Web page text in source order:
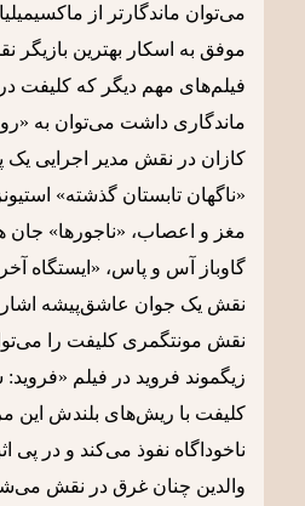
می‌توان ماندگارتر از
موفق به اسکار بهترین
فیلم‌های مهم دیگر که کلیفت
ماندگاری داشت می‌توان به
کازان در نقش مدیر اجرایی
«ناگهان تابستان گذشته»
مغز و اعصاب، «ناجورها»
گاوباز آس و پاس، «ایستگاه
نقش یک جوان عاشق‌پیشه اشاره
نقش مونتگمری کلیفت را
زیگموند فروید در فیلم
کلیفت با ریش‌های بلندش این
ناخوداگاه نفوذ می‌کند و در پی
والدین چنان غرق در نقش